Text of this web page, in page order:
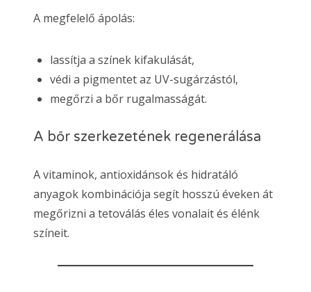
A megfelelő ápolás:
lassítja a színek kifakulását,
védi a pigmentet az UV-sugárzástól,
megőrzi a bőr rugalmasságát.
A bőr szerkezetének regenerálása
A vitaminok, antioxidánsok és hidratáló
anyagok kombinációja segít hosszú éveken át
megőrizni a tetoválás éles vonalait és élénk
színeit.